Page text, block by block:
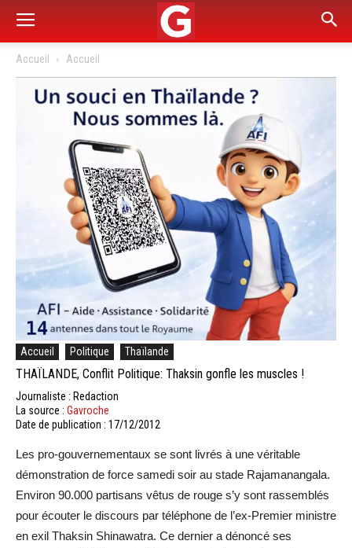
Accueil Accueil
Accueil Politique Thaïlande
THAÏLANDE, Conflit Politique: Thaksin gonfle les muscles !
Journaliste : Redaction
La source : Gavroche
Date de publication : 17/12/2012
Les pro-gouvernementaux se sont livrés à une véritable
démonstration de force samedi soir au stade Rajamanangala.
Environ 90.000 partisans vêtus de rouge s’y sont rassemblés
pour écouter le discours par téléphone de l’ex-Premier ministre
en exil Thaksin Shinawatra. Ce dernier a dénoncé ses